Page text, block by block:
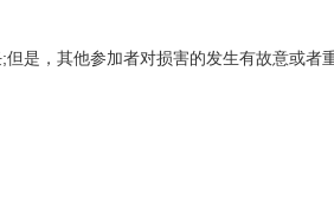
是，其他参加者对损害的发生有故意或者